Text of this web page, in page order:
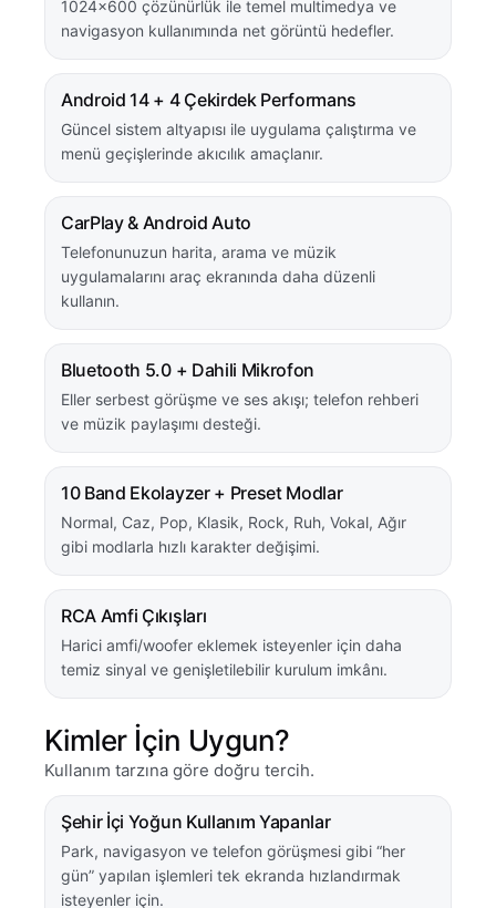
1024×600 çözünürlük ile temel multimedya ve
navigasyon kullanımında net görüntü hedefler.
Android 14 + 4 Çekirdek Performans
Güncel sistem altyapısı ile uygulama çalıştırma ve
menü geçişlerinde akıcılık amaçlanır.
CarPlay & Android Auto
Telefonunuzun harita, arama ve müzik
uygulamalarını araç ekranında daha düzenli
kullanın.
Bluetooth 5.0 + Dahili Mikrofon
Eller serbest görüşme ve ses akışı; telefon rehberi
ve müzik paylaşımı desteği.
10 Band Ekolayzer + Preset Modlar
Normal, Caz, Pop, Klasik, Rock, Ruh, Vokal, Ağır
gibi modlarla hızlı karakter değişimi.
RCA Amfi Çıkışları
Harici amfi/woofer eklemek isteyenler için daha
temiz sinyal ve genişletilebilir kurulum imkânı.
Kimler İçin Uygun?
Kullanım tarzına göre doğru tercih.
Şehir İçi Yoğun Kullanım Yapanlar
Park, navigasyon ve telefon görüşmesi gibi “her
gün” yapılan işlemleri tek ekranda hızlandırmak
isteyenler için.